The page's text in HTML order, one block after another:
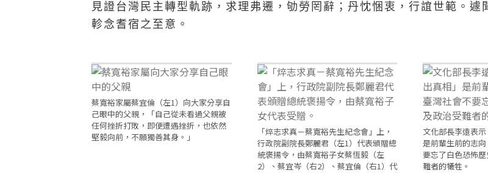
見證台灣民主轉型軌跡，求理弗遷，劬勞罔辭；丹忱悃衷，行誼世範。
軫念耆宿之至意。
蔡寬裕家屬蔡宜倫（左1）向大家分享自
己眼中的父親，「自己從未看過父親被
任何挫折打敗，即便遭遇挫折，也依然
堅毅向前，不願獨善其身。」
「焠志求真－蔡寬裕先生紀念會」上，
行政院副院長鄭麗君（左1）代表頒贈總
統褒揚令，由蔡寬裕子女蔡恆毅（左
2）、蔡宜岑（右2）、蔡宜倫（右1）代
文化部長李遠表示
是前輩生前的志
要忘了白色恐怖
難者的犧牲。